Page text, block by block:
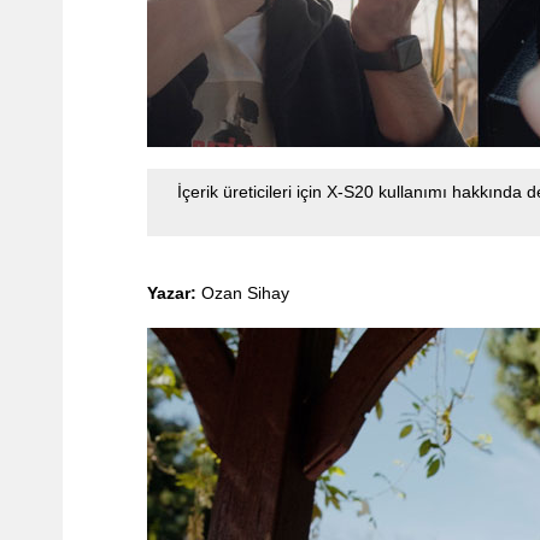
İçerik üreticileri için X-S20 kullanımı hakkında
Yazar: Ozan Sihay